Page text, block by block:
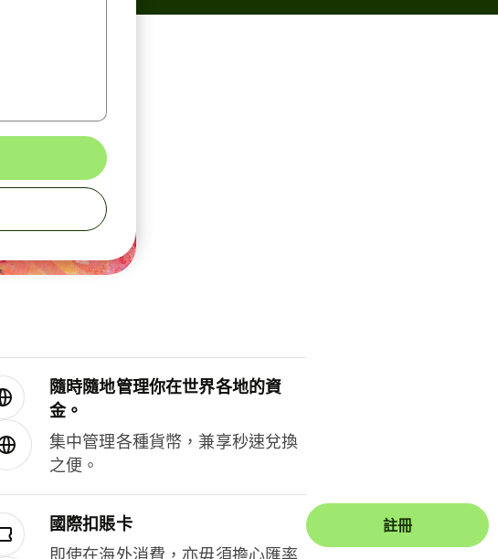
隨時隨地管理你在世界各地的資
金。
集中管理各種貨幣，兼享秒速兌換
之便。
國際扣賬卡
即使在海外消費，亦毋須擔心匯率
註冊